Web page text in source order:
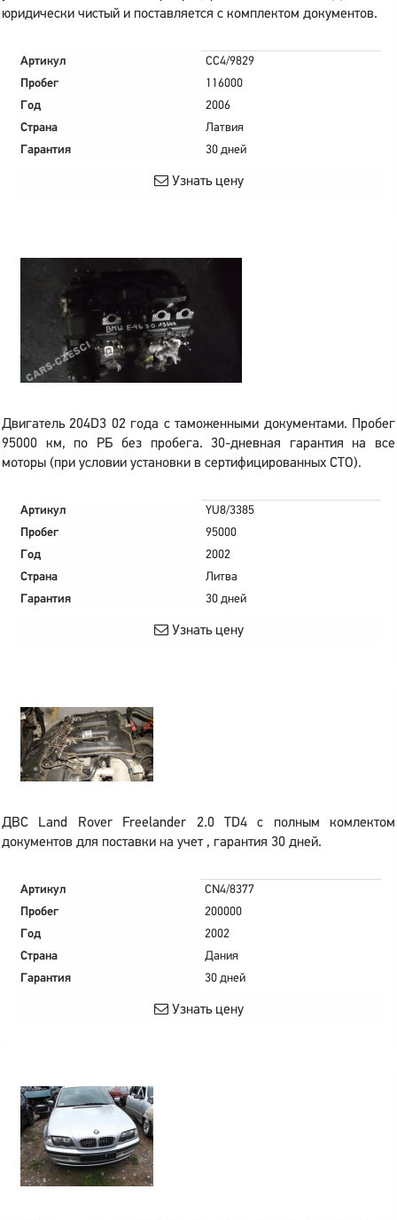
юридически чистый и поставляется с комплектом документов.
Артикул
CC4/9829
Пробег
116000
Год
2006
Страна
Латвия
Гарантия
30 дней
Узнать цену
Двигатель 204D3 02 года с таможенными документами. Пробег
95000 км, по РБ без пробега. 30-дневная гарантия на все
моторы (при условии установки в сертифицированных СТО).
Артикул
YU8/3385
Пробег
95000
Год
2002
Страна
Литва
Гарантия
30 дней
Узнать цену
ДВС Land Rover Freelander 2.0 TD4 с полным комлектом
документов для поставки на учет , гарантия 30 дней.
Артикул
CN4/8377
Пробег
200000
Год
2002
Страна
Дания
Гарантия
30 дней
Узнать цену